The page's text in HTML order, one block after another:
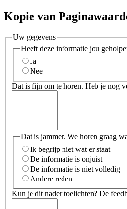
Kopie van
Uw gegevens
Heeft deze informatie jou
Ja
Nee
Dat is fijn om te horen. Heb je nog
Dat is jammer. We horen graag
Ik begrijp niet wat er staat
De informatie is onjuist
De informatie is niet volledig
Andere reden
Kun je dit nader toelichten? De